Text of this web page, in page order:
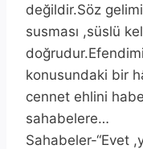
değildir.Söz
susması ,süslü
konusundaki bir
cennet ehlini
sahabelere…
Sahabeler-“Evet